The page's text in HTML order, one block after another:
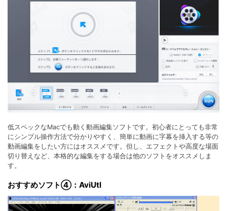
低スペックなMacでも動く動画編集ソフトです。初心者にとっても非常
にシンプル操作方法で分かりやすく、簡単に動画に字幕を挿入する等の
動画編集をしたい方にはオススメです。但し、エフェクトや高度な場面
切り替えなど、本格的な編集をする場合は他のソフトをオススメしま
す。
おすすめソフト④：AviUtl